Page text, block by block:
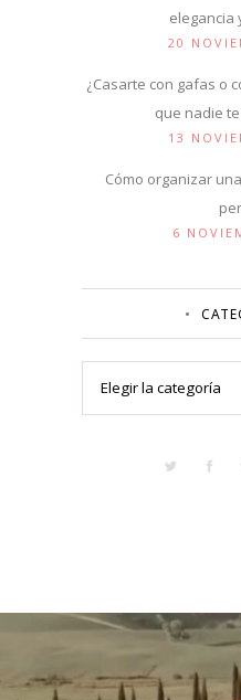
elegancia
20
¿Casarte con gafas o
que nadie
13
Cómo organizar
6